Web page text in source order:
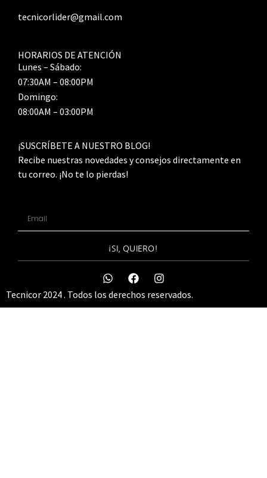
tecnicorlider@gmail.com
HORARIOS DE ATENCIÓN
Lunes – Sábado:
07:30AM – 08:00PM
Domingo:
08:00AM – 03:00PM
¡SUSCRÍBETE A NUESTRO BLOG!
Recibe nuestras novedades y consejos directamente en
tu correo. ¡No te lo pierdas!
¡SI, QUIERO!
Tecnicor 2024 . Todos los derechos reservados.